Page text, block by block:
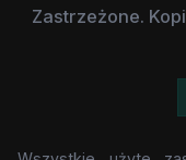
Zastrzeżone.